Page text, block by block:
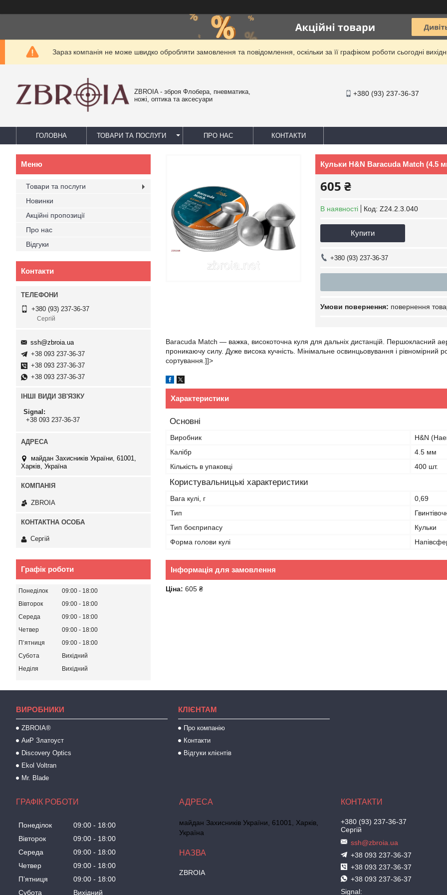
Зараз компанія не може швидко обробляти замовлення та повідомлення, оскільки за її графіком роботи сьогодні
ZBROIA - зброя Флобера, пневматика,
ножі, оптика та аксесуари
+380 (93) 237-36-37
ГОЛОВНА ТОВАРИ ТА ПОСЛУГИ ПРО НАС КОНТАКТИ
Кульки H&N Baracuda Match (4.5
605 ₴
В наявності Код: Z24.2.3.040
Купити
+380 (93) 237-36-37
повернення
Baracuda Match — важка, високоточна куля для дальніх дистанцій. Першокласний
проникаючу силу. Дуже висока кучність. Мінімальне освинцьовування і рівномірний
сортування.]]>
Характеристики
Основні
Виробник
H&N
Калібр
4.5 мм
Кількість в упаковці
400 шт.
Користувальницькі характеристики
Вага кулі, г
0,69
Тип
Тип боєприпасу
Кульки
Форма голови кулі
Інформація для замовлення
Ціна: 605 ₴
Товари та послуги
Новинки
Акційні пропозиції
Про нас
Відгуки
Контакти
+380 (93) 237-36-37
Сергій
ssh@zbroia.ua
+38 093 237-36-37
+38 093 237-36-37
+38 093 237-36-37
ІНШІ ВИДИ ЗВ'ЯЗКУ
Signal
+38 093 237-36-37
майдан Захисників України, 61001,
Харків, Україна
ZBROIA
Сергій
Графік роботи
Понеділок 09:00
18:00
Вівторок
09:00
18:00
Середа
09:00
18:00
Четвер
09:00
18:00
Пʼятниця
09:00
18:00
Субота
Вихідний
Неділя
Вихідний
ВИРОБНИКИ
ZBROIA®
АиР Златоуст
Discovery Optics
Ekol Voltran
Mr. Blade
КЛІЄНТАМ
Про компанію
Контакти
Відгуки клієнтів
ГРАФІК РОБОТИ
Понеділок 09:00
18:00
Вівторок
09:00
18:00
Середа
09:00
18:00
Четвер
09:00
18:00
Пʼятниця
09:00
18:00
Субота
Вихідний
майдан Захисників України, 61001, Харків,
Україна
ZBROIA
+380 (93) 237-36-37
Сергій
ssh@zbroia.ua
+38 093 237-36-37
+38 093 237-36-37
+38 093 237-36-37
Signal